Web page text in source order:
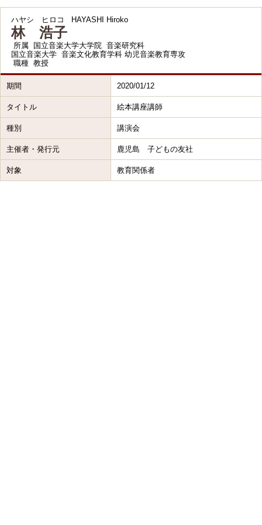
ハヤシ ヒロコ HAYASHI Hiroko
林 浩子
所属
国立音楽大学大学院 音楽研究科
国立音楽大学 音楽文化教育学科 幼児音楽教育専攻
職種 教授
期間 2020/01/12
タイトル 絵本講座講師
種別 講演会
主催者・発行元 鹿児島 子どもの友社
対象 教育関係者